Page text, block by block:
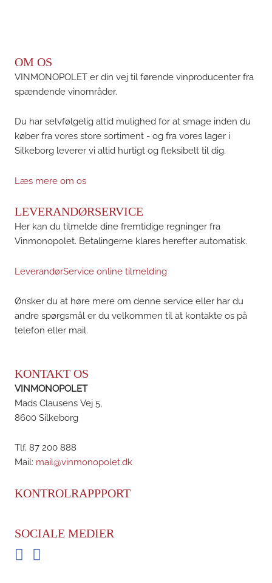
OM OS
VINMONOPOLET er din vej til førende vinproducenter fra
spændende vinområder.
Du har selvfølgelig altid mulighed for at smage inden du
køber fra vores store sortiment - og fra vores lager i
Silkeborg leverer vi altid hurtigt og fleksibelt til dig.
Læs mere om os
LEVERANDØRSERVICE
Her kan du tilmelde dine fremtidige regninger fra
Vinmonopolet. Betalingerne klares herefter automatisk.
LeverandørService online tilmelding
Ønsker du at høre mere om denne service eller har du
andre spørgsmål er du velkommen til at kontakte os på
telefon eller mail.
KONTAKT OS
VINMONOPOLET
Mads Clausens Vej 5,
8600 Silkeborg
Tlf. 87 200 888
Mail: mail@vinmonopolet.dk
KONTROLRAPPPORT
SOCIALE MEDIER
FacebookInstagram